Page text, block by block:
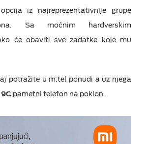
iz najreprezentativnije grupe
Sa moćnim hardverskim
će obaviti sve zadatke koje mu
potražite u m:tel ponudi a uz njega
pametni telefon na poklon.